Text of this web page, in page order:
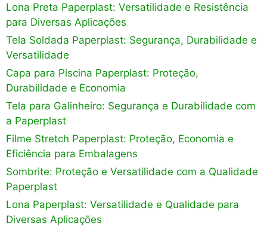
Lona Preta Paperplast: Versatilidade e Resistência
para Diversas Aplicações
Tela Soldada Paperplast: Segurança, Durabilidade e
Versatilidade
Capa para Piscina Paperplast: Proteção,
Durabilidade e Economia
Tela para Galinheiro: Segurança e Durabilidade com
a Paperplast
Filme Stretch Paperplast: Proteção, Economia e
Eficiência para Embalagens
Sombrite: Proteção e Versatilidade com a Qualidade
Paperplast
Lona Paperplast: Versatilidade e Qualidade para
Diversas Aplicações